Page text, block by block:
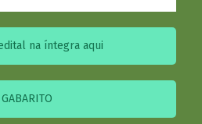
na íntegra aqui
GABARITO